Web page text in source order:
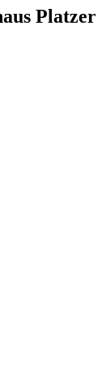
Platzer